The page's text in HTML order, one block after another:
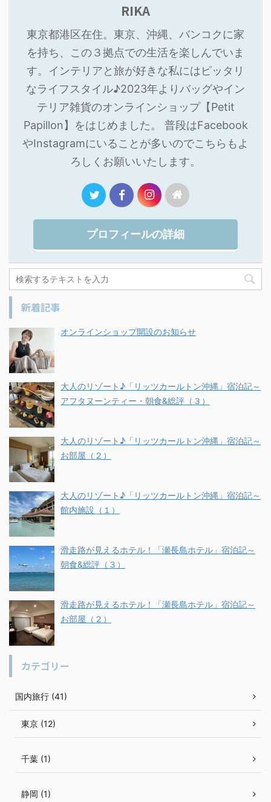
RIKA
東京都港区在住。東京、沖縄、バンコクに家
を持ち、この３拠点での生活を楽しんでいま
す。インテリアと旅が好きな私にはピッタリ
なライフスタイル♪2023年よりバッグやイン
テリア雑貨のオンラインショップ【Petit
Papillon】をはじめました。 普段はFacebook
やInstagramにいることが多いのでこちらもよ
ろしくお願いいたします。
プロフィールの詳細
新着記事
オンラインショップ開設のお知らせ
大人のリゾート♪「リッツカールトン沖縄」宿泊記～
アフタヌーンティー・朝食&総評（３）
大人のリゾート♪「リッツカールトン沖縄」宿泊記～
お部屋（２）
大人のリゾート♪「リッツカールトン沖縄」宿泊記～
館内施設（１）
滑走路が見えるホテル！「瀬長島ホテル」宿泊記～
朝食&総評（３）
滑走路が見えるホテル！「瀬長島ホテル」宿泊記～
お部屋（２）
カテゴリー
国内旅行 (41)
東京 (12)
千葉 (1)
静岡 (1)